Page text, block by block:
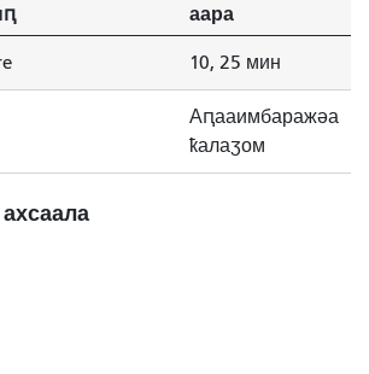
аара
10, 25 мин
Аԥааимбаражәа
ҟалаӡом